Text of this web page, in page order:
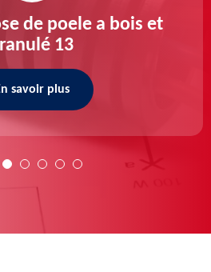
de poele a bois et
13
savoir plus